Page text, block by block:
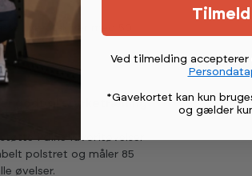
vægtskiver med 50
godt til styrketræning
i dine favoritøvelser
polstret og måler 85
øvelser.
Ved tilmelding
*Gavekortet kan kun
og gælder